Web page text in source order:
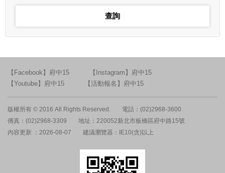
【Facebook】府中15
【Instagram】府中15
【Youtube】府中15
【活動報名】府中15
版權所有 © 2016 All Rights Reserved.
電話：(02)2968-3600
傳真：(02)2968-3309
地址：220052新北市板橋區府中路15號
內容更新 ：2026-08-07
建議瀏覽器：IE10(含)以上